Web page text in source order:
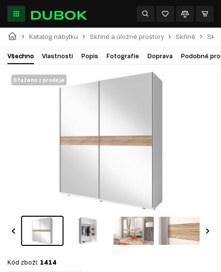
Katalog nábytku Skříně a úložné prostory Skříně
Všechno Vlastnosti Popis Fotografie Doprava Podobné
Staženo z prodeje
Kód zboží: 1414